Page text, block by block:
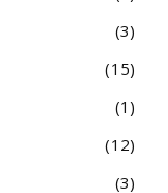
3
15
1
12
3